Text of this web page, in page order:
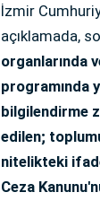
İzmir
açıklamada,
organlarında
programında
bilgilendirme
edilen;
nitelikteki
Ceza